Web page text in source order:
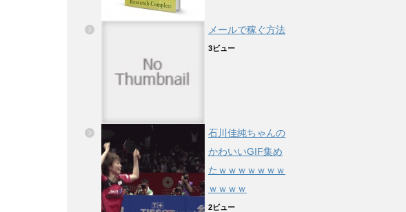
メールで稼ぐ方法
3ビュー
石川佳純ちゃんの
かわいいGIF集め
たｗｗｗｗｗｗｗ
ｗｗｗｗ
2ビュー